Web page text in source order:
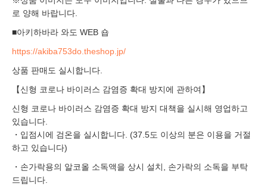
로 양해 바랍니다.
■아키하바라 와도 WEB 숍
https://akiba753do.theshop.jp/
상품 판매도 실시합니다.
【신형 코로나 바이러스 감염증 확대 방지에 관하여】
신형 코로나 바이러스 감염증 확대 방지 대책을 실시해 영업하고
있습니다.
・입점시에 검온을 실시합니다. (37.5도 이상의 분은 이용을 거절
하고 있습니다)
・손가락용의 알코올 소독액을 상시 설치, 손가락의 소독을 부탁
드립니다.